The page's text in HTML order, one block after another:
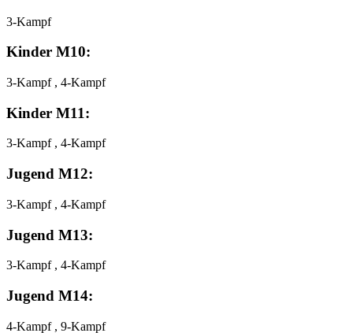
3-Kampf
Kinder M10:
3-Kampf , 4-Kampf
Kinder M11:
3-Kampf , 4-Kampf
Jugend M12:
3-Kampf , 4-Kampf
Jugend M13:
3-Kampf , 4-Kampf
Jugend M14:
4-Kampf , 9-Kampf